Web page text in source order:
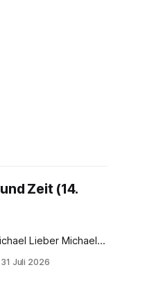
Zeit (14.
Michael,
der Planet am Ende
31 Juli 2026